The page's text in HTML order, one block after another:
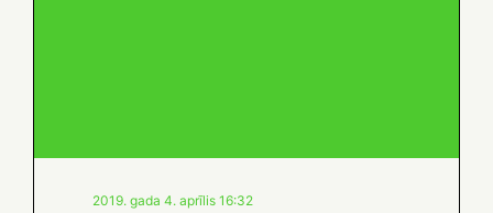
2019. gada 4. aprīlis 16:32